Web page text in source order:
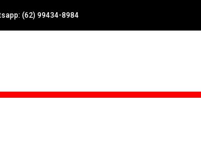
(62) 99434-8984